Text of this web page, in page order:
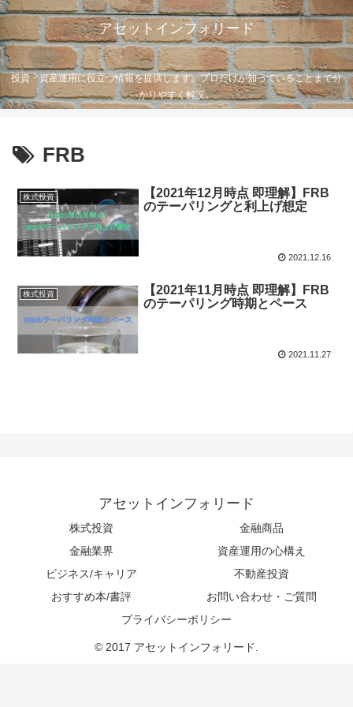
アセットインフォリード
投資・資産運用に役立つ情報を提供します。プロだけが知っていることまで分
かりやすく解説。
FRB
株式投資
【2021年12月時点 即理解】FRB
のテーパリングと利上げ想定
2021.12.16
株式投資
【2021年11月時点 即理解】FRB
のテーパリング時期とペース
2021.11.27
アセットインフォリード
株式投資
金融商品
金融業界
資産運用の心構え
ビジネス/キャリア
不動産投資
おすすめ本/書評
お問い合わせ・ご質問
プライバシーポリシー
© 2017 アセットインフォリード.